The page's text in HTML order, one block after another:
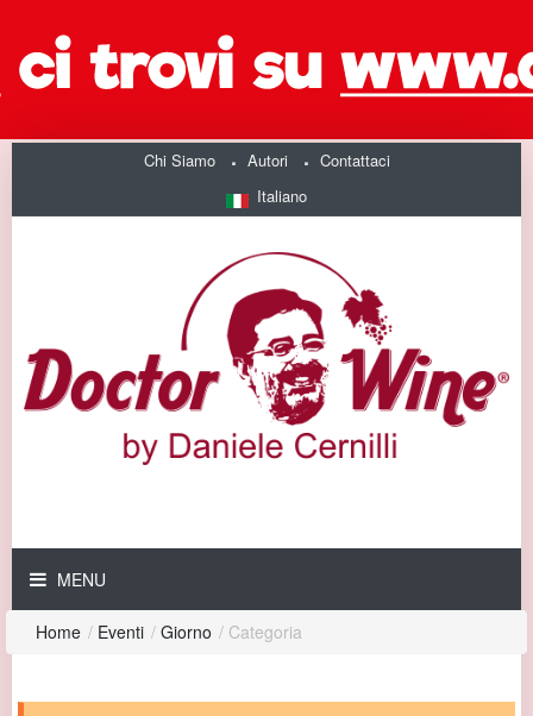
Chi Siamo Autori
Contattaci
Italiano
MENU
Home / Eventi / Giorno / Categoria